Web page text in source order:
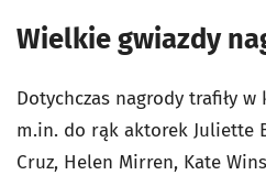
Wielkie gwiazdy
Dotychczas nagrody trafiły
m.in. do rąk aktorek Juliette
Cruz, Helen Mirren, Kate